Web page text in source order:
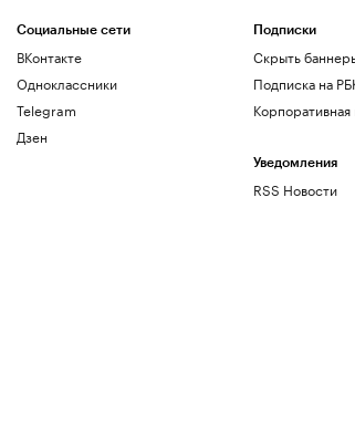
Социальные сети
ВКонтакте
Одноклассники
Telegram
Дзен
Подписки
Скрыть
Подписка на
Уведомления
RSS Новости